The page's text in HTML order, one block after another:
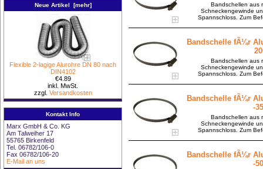
Neue Artikel [mehr]
Flexible 2-lagige Alurohre DN 80 nach
DIN4102
€4.89
inkl. MwSt.
zzgl. Versandkosten
Kontakt Info
Marx GmbH & Co. KG
Am Talweiher 17
55765 Birkenfeld
Tel. 06782/106-0
Fax 06782/106-20
E-Mail an uns
Bandschellen aus
Schneckengewinde
Spannschloss. Zum
Bandschelle fÃ¼r
Bandschellen aus
Schneckengewinde
Spannschloss. Zum
Bandschelle fÃ¼r
-
Bandschellen aus
Schneckengewinde
Spannschloss. Zum
Bandschelle fÃ¼r
-